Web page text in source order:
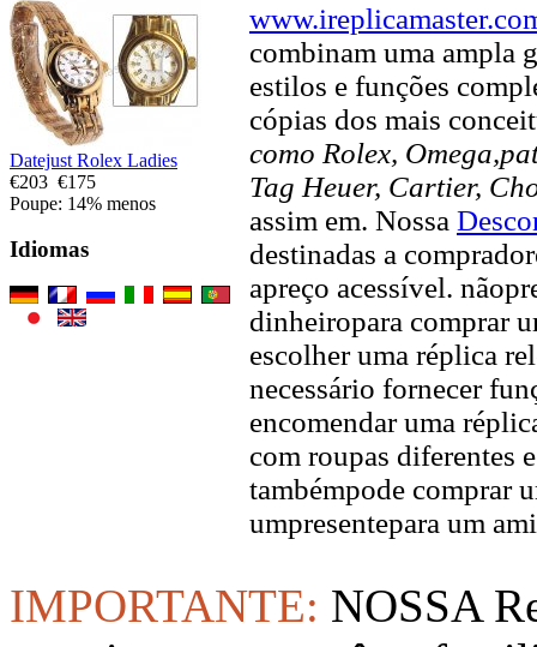
Datejust Rolex Ladies
€203 €175
Poupe: 14% menos
Idiomas
combinam uma ampla
estilos e funções
cópias dos mais
como Rolex,
Tag Heuer, Cartier,
assim em. Nossa
destinadas a
apreço acessível.
dinheiropara comprar
escolher uma réplica
necessário fornecer
encomendar uma
com roupas diferentes
tambémpode comprar
umpresentepara um
IMPORTANTE: NOSSA